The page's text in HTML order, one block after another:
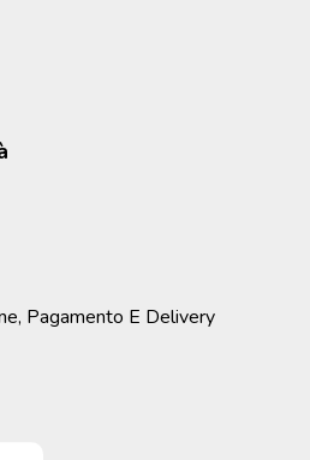
Pagamento E Delivery